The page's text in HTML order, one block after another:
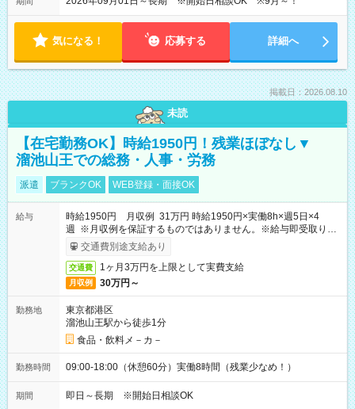
気になる！ 応募する 詳細へ
掲載日：2026.08.10
未読
【在宅勤務OK】時給1950円！残業ほぼなし▼
溜池山王での総務・人事・労務
派遣 ブランクOK WEB登録・面接OK
給与
時給1950円 月収例 31万円 時給1950円×実働8h×週5日×4
週 ※月収例を保証するものではありません。※給与即受取りサ
ービス利用可（利用条件有）
交通費別途支給あり
交通費 1ヶ月3万円を上限として実費支給
月収例 30万円～
勤務地
東京都港区
溜池山王駅から徒歩1分
食品・飲料メ－カ－
勤務時間 09:00-18:00（休憩60分）実働8時間（残業少なめ！）
期間 即日～長期 ※開始日相談OK